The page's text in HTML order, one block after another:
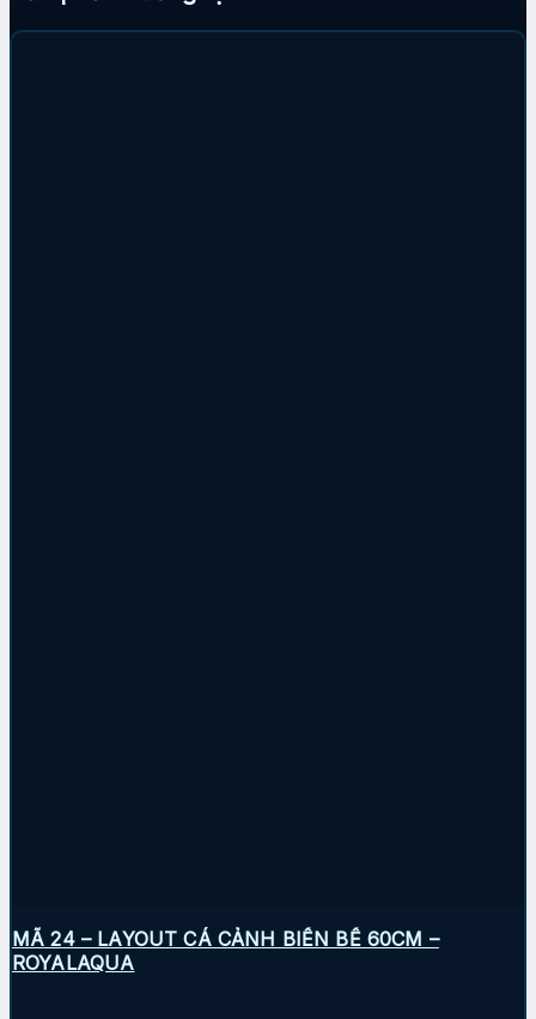
MÃ 24 – LAYOUT CÁ CẢNH BIỂN BỂ 60CM –
ROYALAQUA